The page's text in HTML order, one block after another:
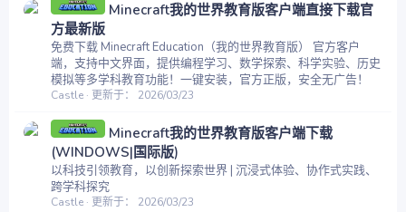
Minecraft我的世界教育版客户端直接下载官
方最新版
免费下载 Minecraft Education（我的世界教育版） 官方客户
端，支持中文界面，提供编程学习、数学探索、科学实验、历史
模拟等多学科教育功能！一键安装，官方正版，安全无广告！
Castle 更新于： 2026/03/23
Minecraft我的世界教育版客户端下载
(WINDOWS|国际版)
以科技引领教育，以创新探索世界 | 沉浸式体验、协作式实践、
跨学科探究
Castle 更新于： 2026/03/23